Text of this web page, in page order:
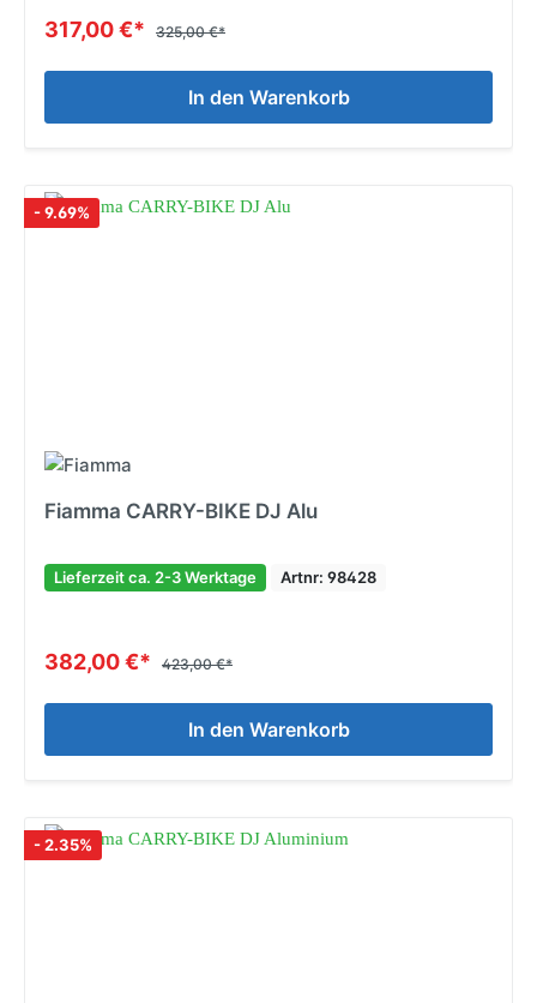
317,00 €* 325,00 €*
In den Warenkorb
- 9.69%
Fiamma CARRY-BIKE DJ Alu
Lieferzeit ca. 2-3 Werktage Artnr: 98428
382,00 €* 423,00 €*
In den Warenkorb
- 2.35%